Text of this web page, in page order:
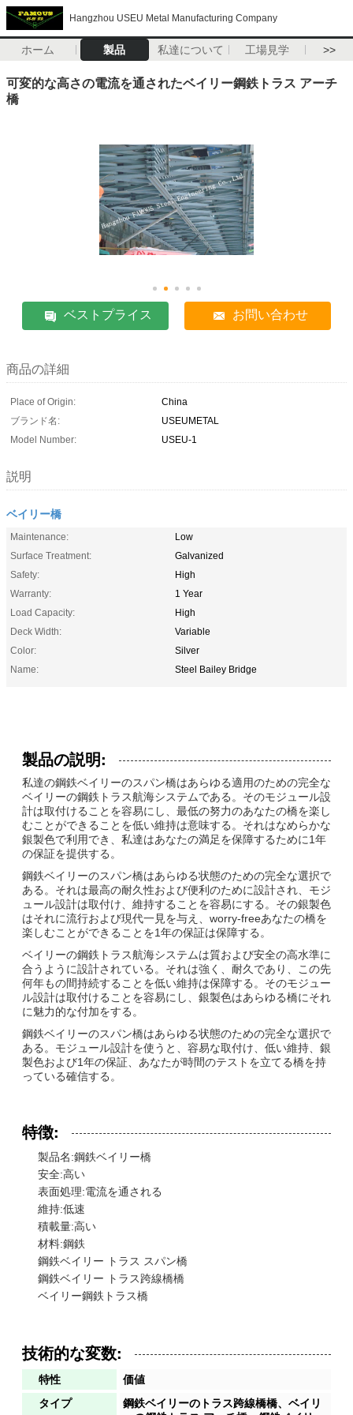
Hangzhou USEU Metal Manufacturing Company
ホーム 製品 私達について 工場見学 >>
可変的な高さの電流を通されたベイリー鋼鉄トラス アーチ
橋
ベストプライス お問い合わせ
商品の詳細
Place of Origin:
China
ブランド名:
USEUMETAL
Model Number:
USEU-1
説明
ベイリー橋
Maintenance:
Low
Surface Treatment:
Galvanized
Safety:
High
Warranty:
1 Year
Load Capacity:
High
Deck Width:
Variable
Color:
Silver
Name:
Steel Bailey Bridge
製品の説明:
私達の鋼鉄ベイリーのスパン橋はあらゆる適用のための完全な
ベイリーの鋼鉄トラス航海システムである。そのモジュール設
計は取付けることを容易にし、最低の努力のあなたの橋を楽し
むことができることを低い維持は意味する。それはなめらかな
銀製色で利用でき、私達はあなたの満足を保障するために1年
の保証を提供する。
鋼鉄ベイリーのスパン橋はあらゆる状態のための完全な選択で
ある。それは最高の耐久性および便利のために設計され、モジ
ュール設計は取付け、維持することを容易にする。その銀製色
はそれに流行および現代一見を与え、worry-freeあなたの橋を
楽しむことができることを1年の保証は保障する。
ベイリーの鋼鉄トラス航海システムは質および安全の高水準に
合うように設計されている。それは強く、耐久であり、この先
何年もの間持続することを低い維持は保障する。そのモジュー
ル設計は取付けることを容易にし、銀製色はあらゆる橋にそれ
に魅力的な付加をする。
鋼鉄ベイリーのスパン橋はあらゆる状態のための完全な選択で
ある。モジュール設計を使うと、容易な取付け、低い維持、銀
製色および1年の保証、あなたが時間のテストを立てる橋を持
っている確信する。
特徴:
製品名:鋼鉄ベイリー橋
安全:高い
表面処理:電流を通される
維持:低速
積載量:高い
材料:鋼鉄
鋼鉄ベイリー トラス スパン橋
鋼鉄ベイリー トラス跨線橋橋
ベイリー鋼鉄トラス橋
技術的な変数:
特性
価値
タイプ
鋼鉄ベイリーのトラス跨線橋橋、ベイリ